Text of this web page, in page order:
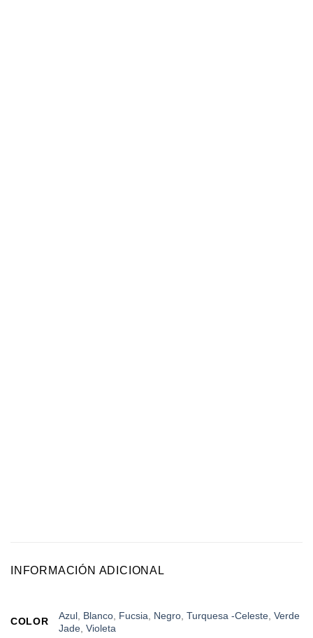
INFORMACIÓN ADICIONAL
COLOR Azul, Blanco, Fucsia, Negro,Turquesa -Celeste,Verde
Jade,Violeta